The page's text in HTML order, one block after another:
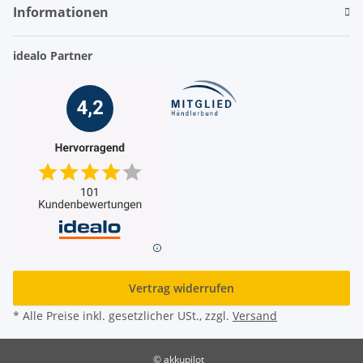
Informationen
idealo Partner
Vertrag widerrufen
* Alle Preise inkl. gesetzlicher USt., zzgl. Versand
© akkupilot